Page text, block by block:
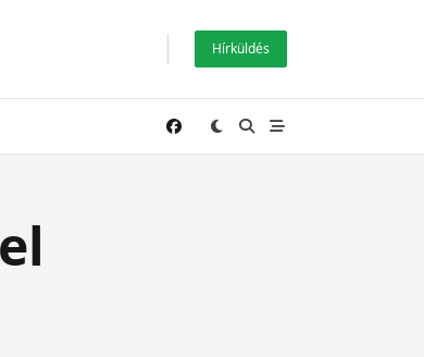
Hírküldés